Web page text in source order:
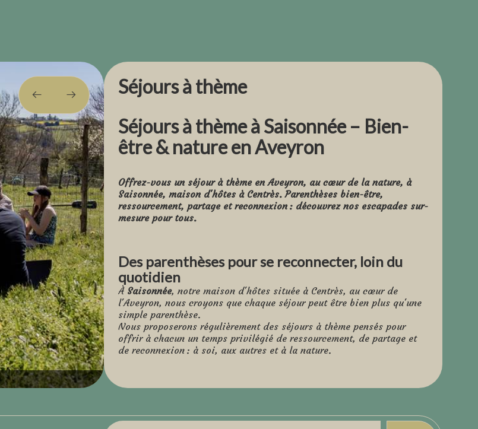
Séjours à thème
Séjours à thème à Saisonnée – Bien-
être & nature en Aveyron
Offrez-vous un séjour à thème en Aveyron, au cœur de la nature, à
Saisonnée, maison d'hôtes à Centrès. Parenthèses bien-être,
ressourcement, partage et reconnexion : découvrez nos escapades sur-
mesure pour tous.
Des parenthèses pour se reconnecter, loin du
quotidien
À Saisonnée, notre maison d'hôtes située à Centrès, au cœur de
l'Aveyron, nous croyons que chaque séjour peut être bien plus qu'une
simple parenthèse.
Nous proposerons régulièrement des séjours à thème pensés pour
offrir à chacun un temps privilégié de ressourcement, de partage et
de reconnexion : à soi, aux autres et à la nature.
tête, prendre soin de son corps et nourrir le coeur.